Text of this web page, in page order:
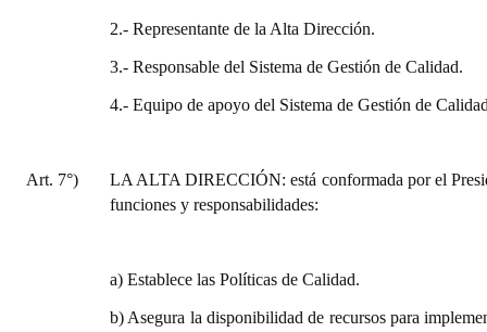
2.- Representante de la Alta Dirección.
3.- Responsable del Sistema de Gestión de Calidad.
4.- Equipo de apoyo del Sistema de Gestión de
Art. 7°)
LA ALTA DIRECCIÓN: está conformada por el
funciones y responsabilidades:
a) Establece las Políticas de Calidad.
b) Asegura la disponibilidad de recursos para